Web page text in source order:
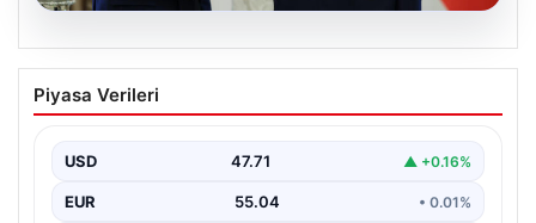
06.08.2026
Cumhurbaşkanı Erdoğan, Devlet
Bahçeli ile görüştü
Piyasa Verileri
USD 47.71 ▲ +0.16%
EUR 55.04 • 0.01%